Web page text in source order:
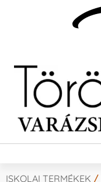
ISKOLAI TERMÉKEK /